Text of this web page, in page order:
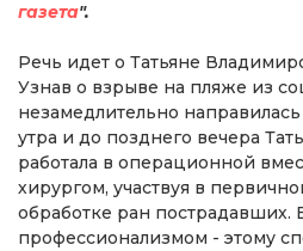
газета".
Речь идет о Татьяне
Узнав о взрыве на пляже из
незамедлительно направилась
утра и до позднего вечера
работала в операционной
хирургом, участвуя в
обработке ран пострадавших.
профессионализмом - этому